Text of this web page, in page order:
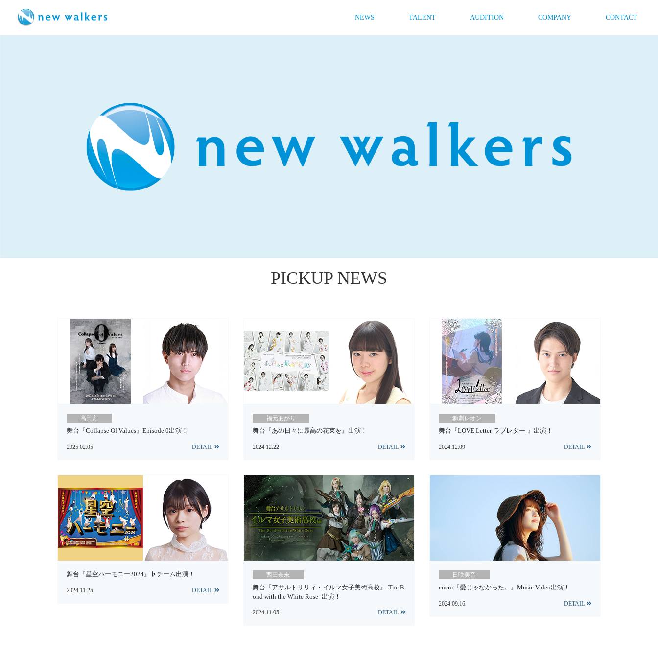
NEWS TALENT AUDITION COMPANY CONTACT
PICKUP NEWS
高田舟
舞台『Collapse Of Values』Episode 0出演！
2025.02.05 DETAIL
福元あかり
舞台『あの日々に最高の花束を』出演！
2024.12.22 DETAIL
獅劇レオン
舞台『LOVE Letter-ラブレター-』出演！
2024.12.09 DETAIL
舞台『星空ハーモニー2024』♭チーム出演！
2024.11.25 DETAIL
西田奈未
舞台『アサルトリリィ・イルマ女子美術高校』-The B
ond with the White Rose- 出演！
2024.11.05 DETAIL
日咲美音
coeni『愛じゃなかった。』Music Video出演！
2024.09.16 DETAIL